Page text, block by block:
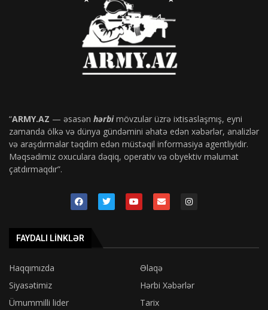
“ARMY.AZ — əsasən hərbimövzular üzrə ixtisaslaşmış, eyni
zamanda ölkə və dünya gündəmini əhatə edən xəbərlər, analizlər
və araşdırmalar təqdim edən müstəqil informasiya agentliyidir.
Məqsədimiz oxuculara dəqiq, operativ və obyektiv məlumat
çatdırmaqdır”.
FAYDALI LINKLƏR
Haqqımızda
Əlaqə
Siyasətimiz
Hərbi Xəbərlər
Ümummilli lider
Tarix